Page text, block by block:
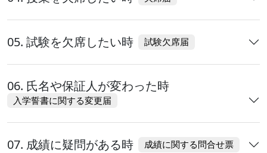
05. 試験を欠席したい時 試験欠席届
06. 氏名や保証人が変わった時
入学誓書に関する変更届
07. 成績に疑問がある時 成績に関する問合せ票